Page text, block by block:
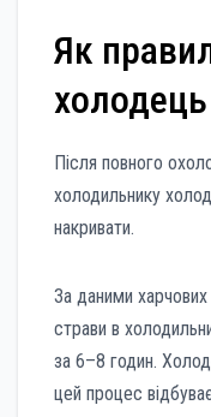
Як
Після повного
холодильнику
накривати.
За даними харчових
страви в
за 6–8 годин.
цей процес